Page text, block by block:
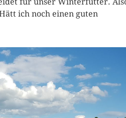
ich noch einen guten